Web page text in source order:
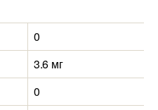
0
3.6 мг
0